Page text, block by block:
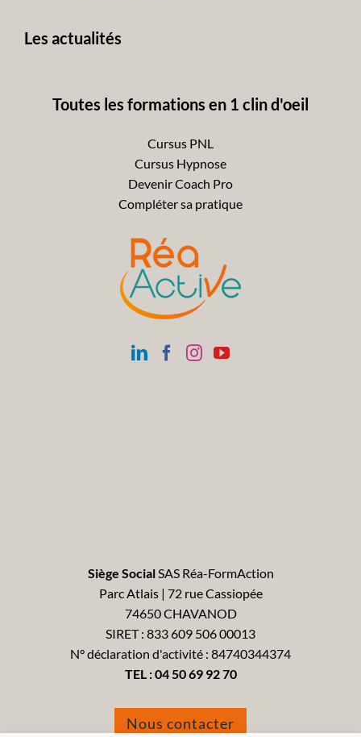
Les actualités
Toutes les formations en 1 clin d'oeil
Cursus PNL
Cursus Hypnose
Devenir Coach Pro
Compléter sa pratique
Siège SocialSAS Réa-FormAction
Parc Atlais | 72 rue Cassiopée
74650 CHAVANOD
SIRET : 833 609 506 00013
N° déclaration d'activité : 84740344374
TEL :04 50 69 92 70
Nous contacter